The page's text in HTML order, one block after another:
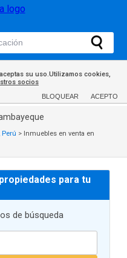
su uso.Utilizamos cookies,
socios
BLOQUEAR ACEPTO
> Inmuebles en venta en
para tu
de búsqueda